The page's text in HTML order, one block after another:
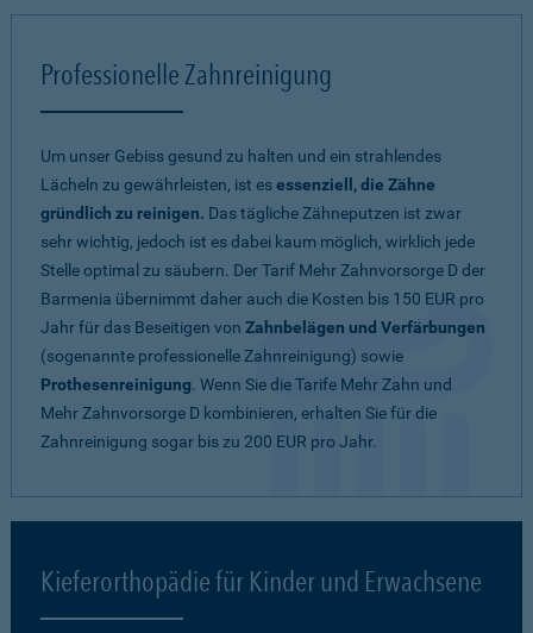
Professionelle Zahnreinigung
Um unser Gebiss gesund zu halten und ein strahlendes
Lächeln zu gewährleisten, ist esessenziell, die Zähne
gründlich zu reinigen. Das tägliche Zähneputzen ist zwar
sehr wichtig, jedoch ist es dabei kaum möglich, wirklich jede
Stelle optimal zu säubern. Der Tarif Mehr Zahnvorsorge D der
Barmenia übernimmt daher auch die Kosten bis 150 EUR pro
Jahr für das Beseitigen von Zahnbelägen und Verfärbungen
(sogenannte professionelle Zahnreinigung) sowie
Prothesenreinigung. Wenn Sie die Tarife Mehr Zahn und
Mehr Zahnvorsorge D kombinieren, erhalten Sie für die
Zahnreinigung sogar bis zu 200 EUR pro Jahr.
Kieferorthopädie für Kinder und Erwachsene